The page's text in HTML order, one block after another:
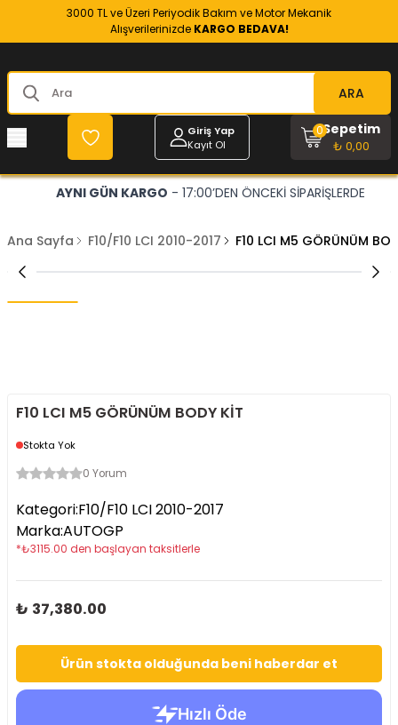
3000 TL ve Üzeri Periyodik Bakım ve Motor Mekanik
Alışverilerinizde KARGO BEDAVA!
ARA
Giriş Yap
Kayıt Ol
Sepetim
₺ 0,00
0
AYNI GÜN KARGO - 17:00’DEN ÖNCEKİ SİPARİŞLERDE
Ana Sayfa F10/F10 LCI 2010-2017 F10 LCI M5 GÖRÜNÜM
F10 LCI M5 GÖRÜNÜM BODY KİT
Stokta Yok
0 Yorum
Kategori:F10/F10 LCI 2010-2017
Marka:AUTOGP
*₺3115.00 den başlayan taksitlerle
₺ 37,380.00
Ürün stokta olduğunda beni haberdar et